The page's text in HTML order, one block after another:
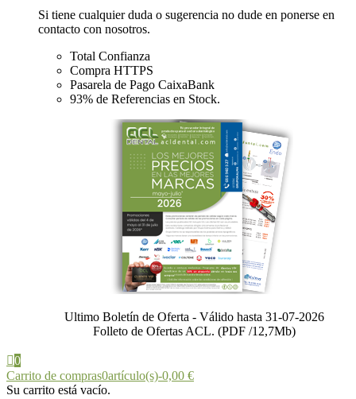
Si tiene cualquier duda o sugerencia no dude en ponerse en
contacto con nosotros.
Total Confianza
Compra HTTPS
Pasarela de Pago CaixaBank
93% de Referencias en Stock.
Ultimo Boletín de Oferta - Válido hasta 31-07-2026
Folleto de Ofertas ACL. (PDF /12,7Mb)
0
Carrito de compras0artículo(s)-0,00 €
Su carrito está vacío.